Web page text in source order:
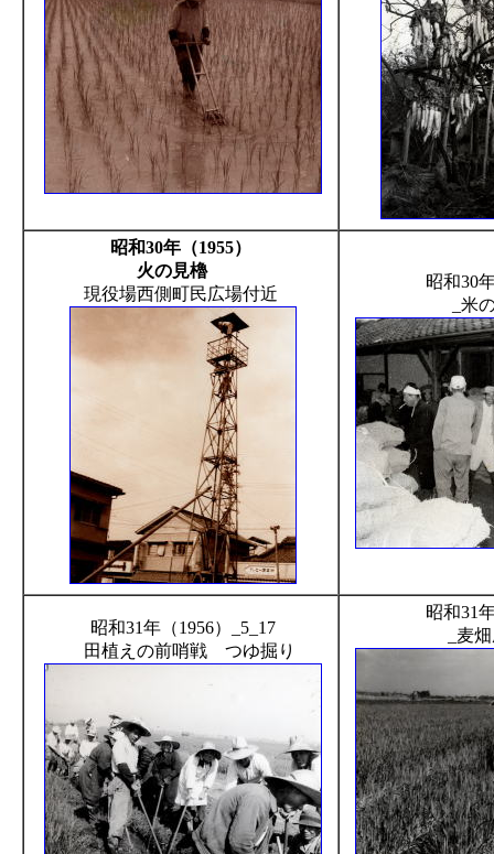
昭和30年（1955）
火の見櫓
現役場西側町民広場付近
昭和30
_米
昭和31年（1956）_5_17
田植えの前哨戦 つゆ掘り
昭和31
_麦